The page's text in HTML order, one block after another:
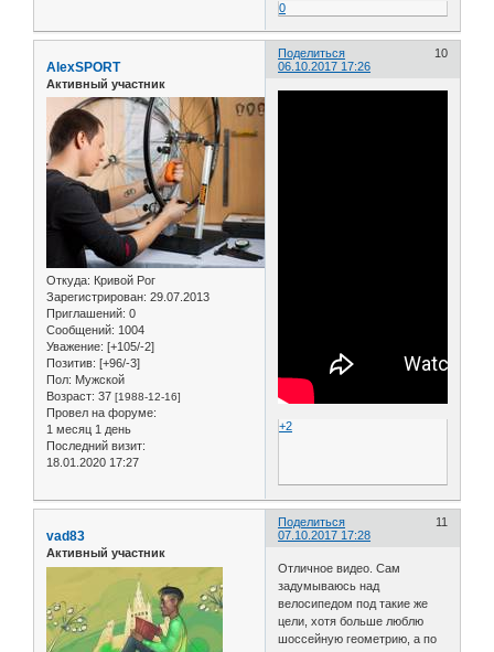
0
Поделиться
10
06.10.2017 17:26
AlexSPORT
Активный участник
Откуда: Кривой Рог
Зарегистрирован: 29.07.2013
Приглашений: 0
Сообщений: 1004
Уважение: [+105/-2]
Позитив: [+96/-3]
Пол: Мужской
Возраст: 37 [1988-12-16]
Провел на форуме:
1 месяц 1 день
Последний визит:
18.01.2020 17:27
+2
Поделиться
11
07.10.2017 17:28
vad83
Активный участник
Отличное видео. Сам
задумываюсь над
велосипедом под такие же
цели, хотя больше люблю
шоссейную геометрию, а по